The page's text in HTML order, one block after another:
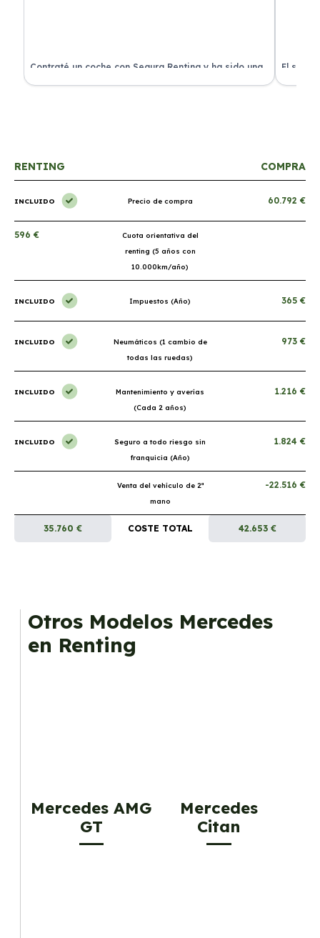
Contraté un coche con Segura Renting y ha sido una
experiencia fantástica. Todo incluido y sin sorpresas.
El
proceso
RENTING COMPRA
INCLUIDO Precio de compra 60.792 €
596 €
Cuota orientativa del
renting (5 años con
10.000km/año)
INCLUIDO Impuestos (Año) 365 €
INCLUIDO
Neumáticos (1 cambio de
todas las ruedas)
973 €
INCLUIDO
Mantenimiento y averías
(Cada 2 años)
1.216 €
INCLUIDO
Seguro a todo riesgo sin
franquicia (Año)
1.824 €
Venta del vehículo de 2ª
mano
-22.516 €
35.760 € COSTE TOTAL 42.653 €
Otros Modelos Mercedes
en Renting
Mercedes AMG
GT
Mercedes
Citan